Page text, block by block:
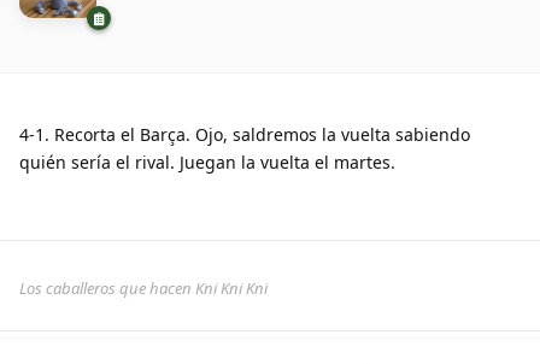
4-1. Recorta el Barça. Ojo, saldremos la vuelta sabiendo
quién sería el rival. Juegan la vuelta el martes.
Los caballeros que hacen Kni Kni Kni